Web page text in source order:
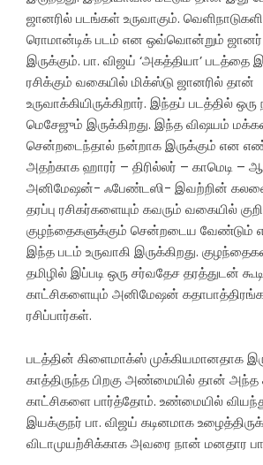
ஜானரில் படங்கள் உருவாகும்.
ரொமான்டிக் படம் என ஒவ்வொன்றும் ஜானர்
இருக்கும். பா. விஜய் ‘அகத்தியா’ படத்தை
ரசிக்கும் வகையில் மிக்ஸ்டு ஜானரில் தான்
உருவாக்கியிருக்கிறார். இந்தப் படத்தில்
மெசேஜும் இருக்கிறது. இந்த விஷயம்
சென்றடைந்தால் நன்றாக இருக்கும் என
அதற்காக ஹாரர் – திரில்லர் – காமெடி –
அனிமேஷன்- ஃபேண்டஸி- இவற்றின்
தரப்பு ரசிகர்களையும் கவரும் வகையில்
குழந்தைகளுக்கும் சென்றடைய
இந்த படம் உருவாகி இருக்கிறது.
தமிழில் இப்படி ஒரு சர்வதேச தரத்துடன்
காட்சிகளையும் அனிமேஷன்
ரசிப்பார்கள்.
படத்தின் கிளைமாக்ஸ் முக்கியமானதாக
காத்திருந்த பிறகு அண்மையில் தான்
காட்சிகளை பார்த்தோம். உண்மையில்
இயக்குநர் பா. விஜய் கடினமாக
விடாமுயற்சிக்காக அவரை நான் மனதார